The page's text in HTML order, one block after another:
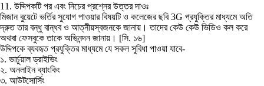
11. উদ্দিপকটি পর এবং নিচের প্রশ্নের উত্তর দাওঃ
মিজান বুয়েটে ভর্তির সুযোগ পাওয়ার বিষয়টি ও কলেজের ছবি 3G প্রযুক্তির মাধ্যমে অতি
দ্রুত তার বন্ধু বান্ধব ও আত্নীয়স্বজনকে জানায়। তাদের কেউ কেউ ভিডিও কল করে
অথবা ফেসবুকে তাকে অভিনন্দন জানায়। [সি. ১৬]
উদ্দিপকে ব্যবহৃত প্রযুক্তির মাধ্যমে যে সকল সুবিধা পাওয়া যাবে-
১. ভার্চুয়াল ড্রাইভিং
২. অনলাইন ব্যাংকিং
৩. আউটসোর্সিং